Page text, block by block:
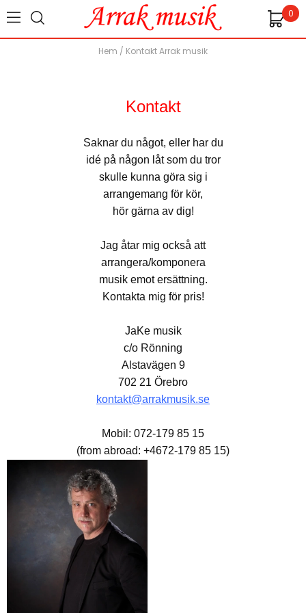
0
Hem / Kontakt Arrak musik
Kontakt
Saknar du något, eller har du
idé på någon låt som du tror
skulle kunna göra sig i
arrangemang för kör,
hör gärna av dig!
Jag åtar mig också att
arrangera/komponera
musik emot ersättning.
Kontakta mig för pris!
JaKe musik
c/o Rönning
Alstavägen 9
702 21 Örebro
kontakt@arrakmusik.se
Mobil: 072-179 85 15
(from abroad: +4672-179 85 15)